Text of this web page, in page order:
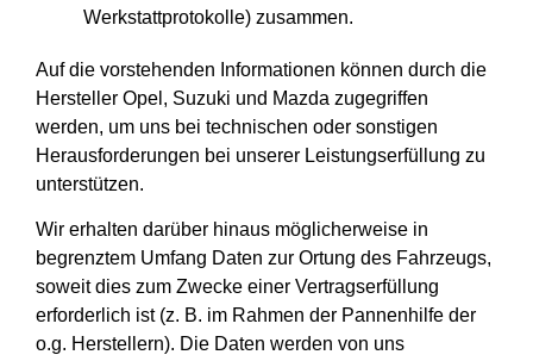
Werkstattprotokolle) zusammen.
Auf die vorstehenden Informationen können durch die
Hersteller Opel, Suzuki und Mazda zugegriffen
werden, um uns bei technischen oder sonstigen
Herausforderungen bei unserer Leistungserfüllung zu
unterstützen.
Wir erhalten darüber hinaus möglicherweise in
begrenztem Umfang Daten zur Ortung des Fahrzeugs,
soweit dies zum Zwecke einer Vertragserfüllung
erforderlich ist (z. B. im Rahmen der Pannenhilfe der
o.g. Herstellern). Die Daten werden von uns